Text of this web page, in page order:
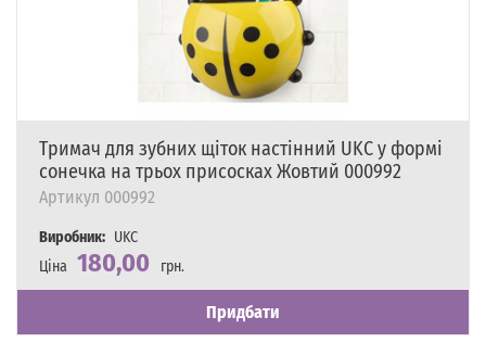
Тримач для зубних щіток настінний UKC у формі
сонечка на трьох присосках Жовтий 000992
Артикул 000992
Виробник: UKC
Ціна 180,00
грн.
Наявність
Є в наявності
Придбати